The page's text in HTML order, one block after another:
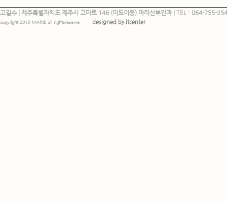
고길수 | 제주특별자치도 제주시 고마로 146 (이도이동) 마리산부인과 | TEL : 064-755-
copyright 2013 MARIE all rightsreserve designed by.itcenter